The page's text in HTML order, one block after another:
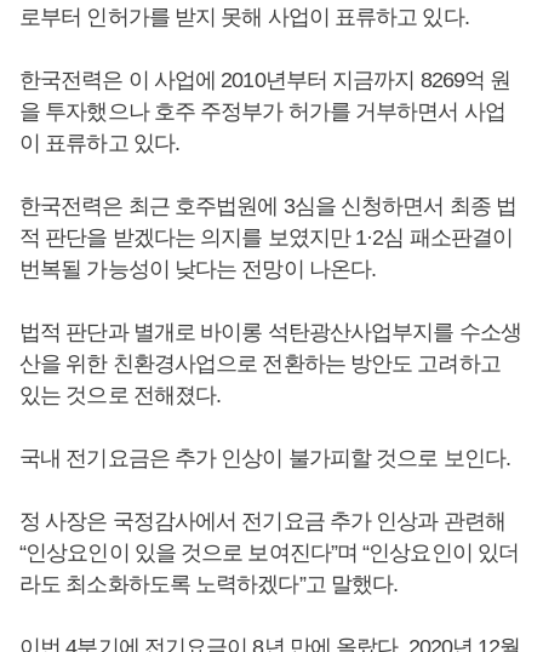
로부터 인허가를 받지 못해 사업이 표류하고 있다.
한국전력은 이 사업에 2010년부터 지금까지 8269억 원
을 투자했으나 호주 주정부가 허가를 거부하면서 사업
이 표류하고 있다.
한국전력은 최근 호주법원에 3심을 신청하면서 최종 법
적 판단을 받겠다는 의지를 보였지만 1·2심 패소판결이
번복될 가능성이 낮다는 전망이 나온다.
법적 판단과 별개로 바이롱 석탄광산사업부지를 수소생
산을 위한 친환경사업으로 전환하는 방안도 고려하고
있는 것으로 전해졌다.
국내 전기요금은 추가 인상이 불가피할 것으로 보인다.
정 사장은 국정감사에서 전기요금 추가 인상과 관련해
“인상요인이 있을 것으로 보여진다”며 “인상요인이 있더
라도 최소화하도록 노력하겠다”고 말했다.